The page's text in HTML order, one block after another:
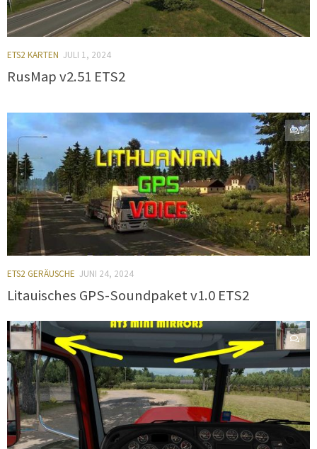
ETS2 KARTEN JULI 1, 2024
RusMap v2.51 ETS2
0
ETS2 GERÄUSCHE JUNI 24, 2024
Litauisches GPS-Soundpaket v1.0 ETS2
0